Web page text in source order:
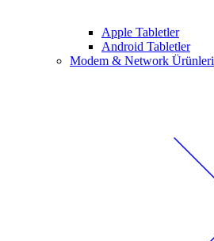
Apple Tabletler
Android Tabletler
Modem & Network Ürünleri